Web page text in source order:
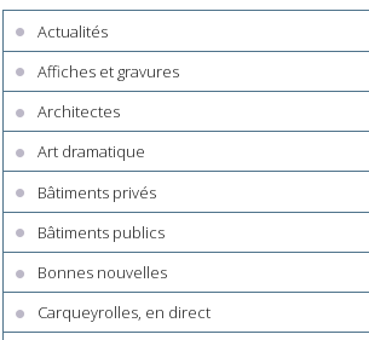
Actualités
Affiches et gravures
Architectes
Art dramatique
Bâtiments privés
Bâtiments publics
Bonnes nouvelles
Carqueyrolles, en direct